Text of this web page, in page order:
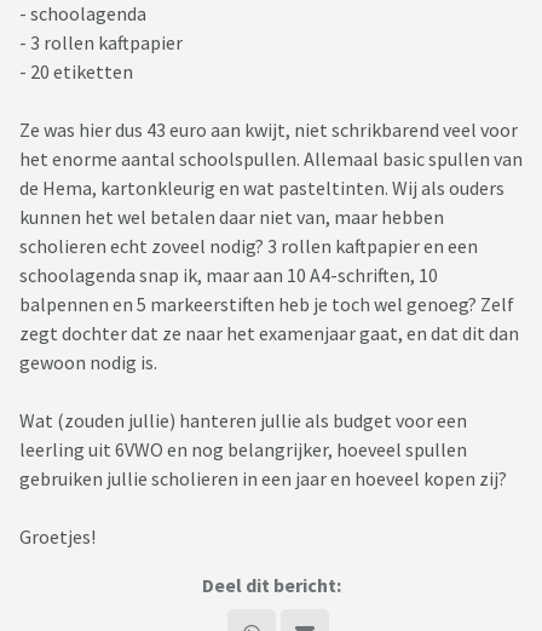
- schoolagenda
- 3 rollen kaftpapier
- 20 etiketten
Ze was hier dus 43 euro aan kwijt, niet schrikbarend veel voor
het enorme aantal schoolspullen. Allemaal basic spullen van
de Hema, kartonkleurig en wat pasteltinten. Wij als ouders
kunnen het wel betalen daar niet van, maar hebben
scholieren echt zoveel nodig? 3 rollen kaftpapier en een
schoolagenda snap ik, maar aan 10 A4-schriften, 10
balpennen en 5 markeerstiften heb je toch wel genoeg? Zelf
zegt dochter dat ze naar het examenjaar gaat, en dat dit dan
gewoon nodig is.
Wat (zouden jullie) hanteren jullie als budget voor een
leerling uit 6VWO en nog belangrijker, hoeveel spullen
gebruiken jullie scholieren in een jaar en hoeveel kopen zij?
Groetjes!
Deel dit bericht: